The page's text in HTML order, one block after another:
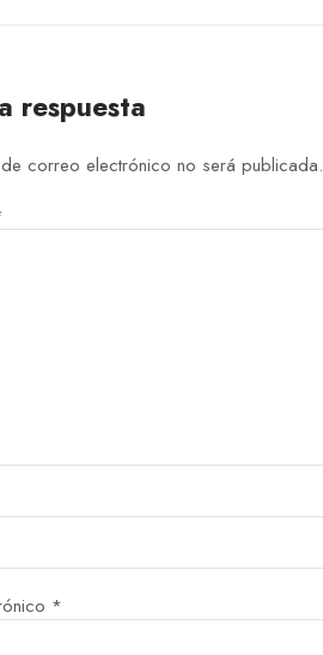
respuesta
correo electrónico no será publicada.
*